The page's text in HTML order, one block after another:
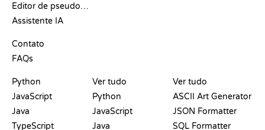
Editor de pseudocódigo
Assistente IA
Contato
FAQs
Python
JavaScript
Java
TypeScript
Ver tudo
Python
JavaScript
Java
Ver tudo
ASCII Art Generator
JSON Formatter
SQL Formatter